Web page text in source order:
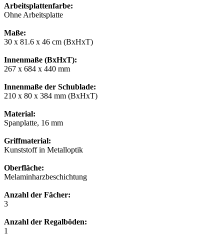
Arbeitsplattenfarbe:
Ohne Arbeitsplatte
Maße:
30 x 81.6 x 46 cm (BxHxT)
Innenmaße (BxHxT):
267 x 684 x 440 mm
Innenmaße der Schublade:
210 x 80 x 384 mm (BxHxT)
Material:
Spanplatte, 16 mm
Griffmaterial:
Kunststoff in Metalloptik
Oberfläche:
Melaminharzbeschichtung
Anzahl der Fächer:
3
Anzahl der Regalböden:
1